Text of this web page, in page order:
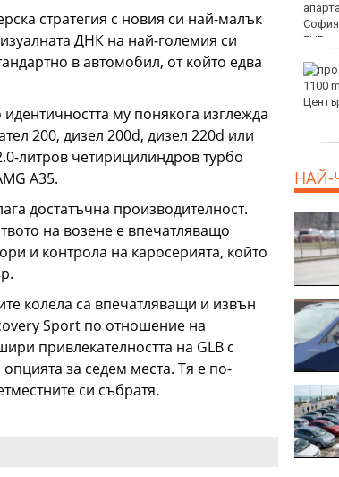
стратегия с новия си най-малък
ДНК на най-големия си
в автомобил, от който едва
му понякога изглежда
200, дизел 200d, дизел 220d или
литров четирицилиндров турбо
A35.
достатъчна производителност.
на возене е впечатляващо
и контрола на каросерията, който
колела са впечатляващи и извън
Sport по отношение на
привлекателността на GLB с
опцията за седем места. Тя е по-
си събратя.
ФК Девня гостува на
НАЙ-